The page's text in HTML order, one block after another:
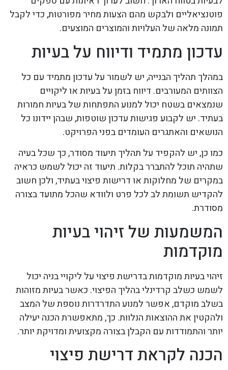
פוטנציאליים ולבקש מהם הצעות מחיר מפורטות, כדי לקבל
תמונה מלאה של העלויות והמוצרים המוצעים.
עדכון מתמיד ודיווח על בעיות
במהלך תהליך הבנייה, יש לשמור על עדכון מתמיד עם כל
הצוותים המעורבים. דיווח בזמן על בעיות או ליקויים
שנמצאים בשטח יכול למנוע התפתחות של בעיות חמורות
בעתיד. יש לקבוע פגישות עדכון שוטפות, שבהן יידונו כל
הנושאים והאתגרים העומדים בפני הפרויקט.
כמו כן, יש להקפיד על תהליך תיעוד מסודר, כך שכל בעיה
שתהיה תוכל להתברר בקלות. תיעוד זה יכול לשמש כראיה
במקרים של מחלוקות או דרישות פיצוי בעתיד, ולכן חשוב
להקדיש תשומת לב לכל פרט ולוודא שהכל מתועד בצורה
מסודרת.
המשמעות של זיהוי בעיות
מוקדמות
זיהוי בעיות מוקדמות בדרישת פיצוי על ליקויי בניה יכול
לשמש כשלב קרדינלי בהליך הפיצוי. כאשר בעיות מזוהות
בשלב מוקדם, אפשר למנוע התדרדרות נוספת של המצב
ולהקטין את ההוצאות הנלוות. כך, מתאפשרת הכנה יעילה
יותר והתמודדות עם הקבלן בצורה מקצועית ומדויקת יותר.
הכנה לקראת דרישת פיצוי